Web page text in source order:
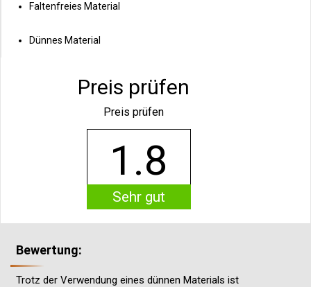
Faltenfreies Material
Dünnes Material
Preis prüfen
Preis prüfen
1.8
Sehr gut
Bewertung:
Trotz der Verwendung eines dünnen Materials ist